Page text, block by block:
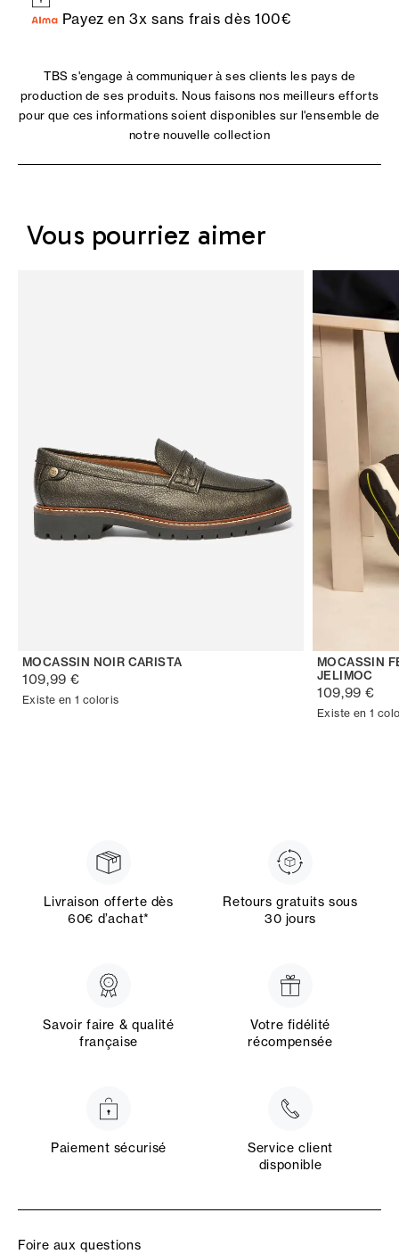
Payez en 3x sans frais dès 100€
TBS s'engage à communiquer à ses clients les pays de
production de ses produits. Nous faisons nos meilleurs efforts
pour que ces informations soient disponibles sur l'ensemble de
notre nouvelle collection
Vous pourriez aimer
MOCASSIN NOIR CARISTA
109,99 €
Existe en 1 coloris
MOCASSIN
JELIMOC
109,99 €
Existe en 1
Livraison offerte dès
60€ d’achat*
Retours gratuits sous
30 jours
Savoir faire & qualité
française
Votre fidélité
récompensée
Paiement sécurisé
Service client
disponible
Foire aux questions